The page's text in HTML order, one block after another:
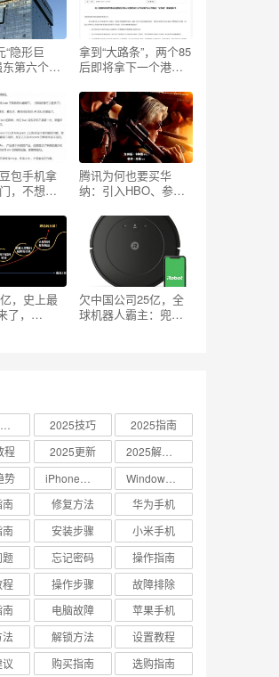
“隐形巨
东第六个
拿到“大路条”，两个85
后即将拿下一个港股
包手机拿
，不想做
腾讯为何也要买华
纳：引入HBO、参投
，史上最
，
欠中国公司25亿，全
球机器人霸主：兜里
2025技巧
2025指南
程
2025更新
势
南
修复方法
华为手机
南
安装步骤
小米手机
题
忘记密码
操作指南
程
操作步骤
故障排除
南
电脑故障
苹果手机
法
解锁方法
设置教程
购买指南 选购指南